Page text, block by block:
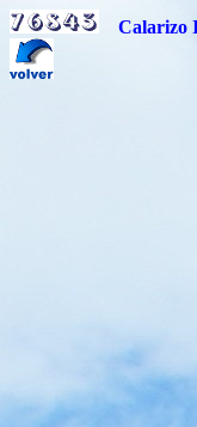
Calarizo